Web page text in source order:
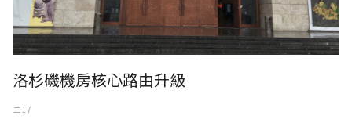
洛杉磯機房核心路由升級
二 17